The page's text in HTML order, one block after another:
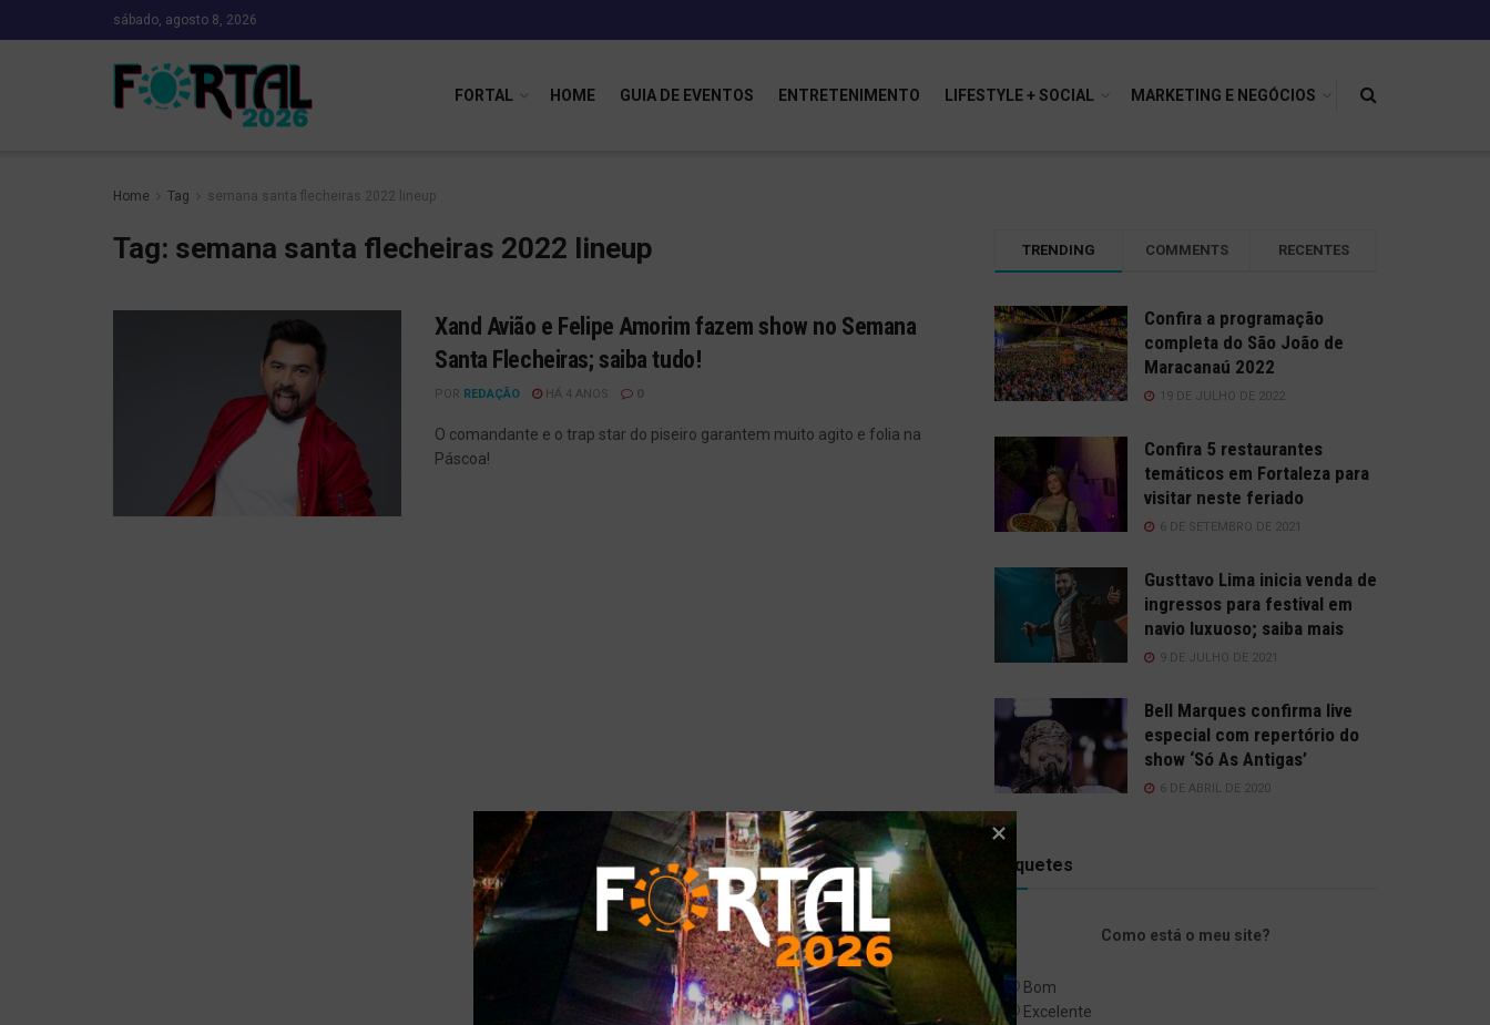
sábado, agosto 8, 2026
FORTAL HOME GUIA DE EVENTOS ENTRETENIMENTO LIFESTYLE + SOCIAL MARKETING E NEGÓCIOS
Home Tag semana santa flecheiras 2022 lineup
Tag: semana santa flecheiras 2022 lineup
Xand Avião e Felipe Amorim fazem show no Semana
Santa Flecheiras; saiba tudo!
POR REDAÇÃO HÁ 4 ANOS 0
O comandante e o trap star do piseiro garantem muito agito e folia na
Páscoa!
TRENDING COMMENTS RECENTES
Confira a programação
completa do São João de
Maracanaú 2022
19 DE JULHO DE 2022
Confira 5 restaurantes
temáticos em Fortaleza para
visitar neste feriado
6 DE SETEMBRO DE 2021
Gusttavo Lima inicia venda de
ingressos para festival em
navio luxuoso; saiba mais
9 DE JULHO DE 2021
Bell Marques confirma live
especial com repertório do
show ‘Só As Antigas’
6 DE ABRIL DE 2020
Enquetes
Como está o meu site?
Bom
Excelente